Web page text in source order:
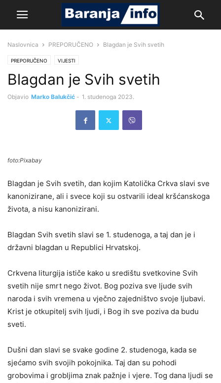
Naslovnica PREPORUČENO Blagdan je Svih svetih
PREPORUČENO VIJESTI
Blagdan je Svih svetih
Objavio Marko Balukčić - 1. studenoga 2023.
foto:Pixabay
Blagdan je Svih svetih, dan kojim Katolička Crkva slavi sve
kanonizirane, ali i svece koji su ostvarili ideal kršćanskoga
života, a nisu kanonizirani.
Blagdan Svih svetih slavi se 1. studenoga, a taj dan je i
državni blagdan u Republici Hrvatskoj.
Crkvena liturgija ističe kako u središtu svetkovine Svih
svetih nije smrt nego život. Bog poziva sve ljude svih
naroda i svih vremena u vječno zajedništvo svoje ljubavi.
Krist je otkupitelj svih ljudi, i Bog ih sve poziva da budu
sveti.
Dušni dan slavi se svake godine 2. studenoga, kada se
sjećamo svih svojih pokojnika. Taj dan su pohodi
grobovima i grobljima znak pažnje i vjere. Tog dana ljudi se